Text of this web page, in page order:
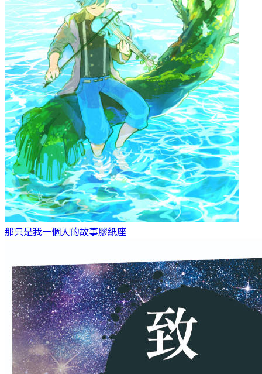
那只是我一個人的故事膠紙座